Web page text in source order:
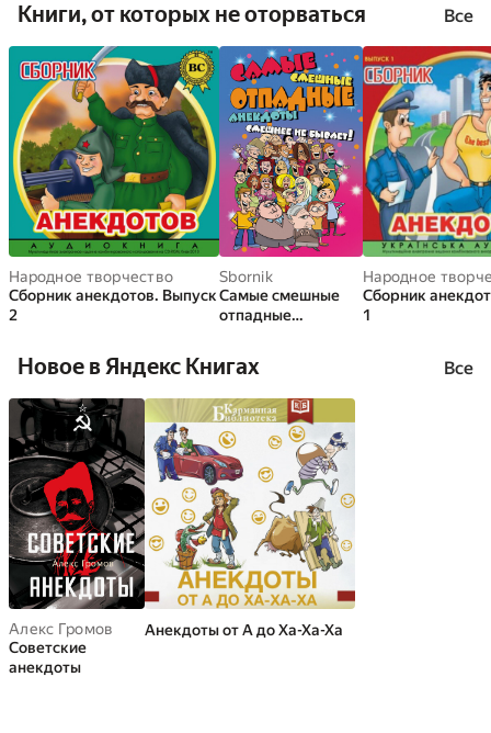
Книги, от которых не оторваться Все
Народное творчество
Сборник анекдотов. Выпуск
2
Sbornik
Самые смешные
отпадные
бывает!
Народное
Сборник
1
Новое в Яндекс Книгах Все
Алекс Громов
Советские
анекдоты
Анекдоты от А до Ха-Ха-Ха